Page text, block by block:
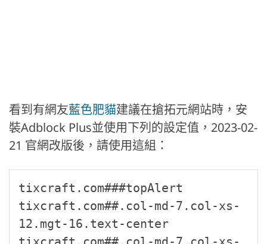
看到有網友藍色肥貓建議在搶拓元網站時，安
裝Adblock Plus並使用下列的設定值，2023-02-
21 官網改版後，請使用這組：
tixcraft.com###topAlert
tixcraft.com##.col-md-7.col-xs-
12.mgt-16.text-center